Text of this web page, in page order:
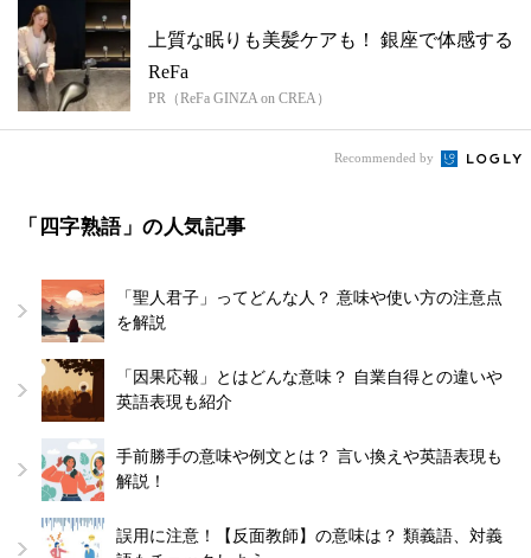
上質な眠りも美髪ケアも！ 銀座で体感する
ReFa
PR（ReFa GINZA on CREA）
Recommended by
「四字熟語」の人気記事
「聖人君子」ってどんな人？ 意味や使い方の注意点
を解説
「因果応報」とはどんな意味？ 自業自得との違いや
英語表現も紹介
手前勝手の意味や例文とは？ 言い換えや英語表現も
解説！
誤用に注意！【反面教師】の意味は？ 類義語、対義